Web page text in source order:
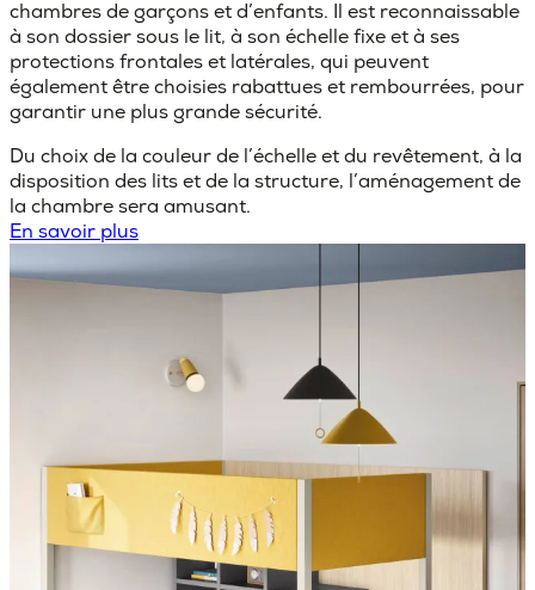
chambres de garçons et d’enfants. Il est reconnaissable
à son dossier sous le lit, à son échelle fixe et à ses
protections frontales et latérales, qui peuvent
également être choisies rabattues et rembourrées, pour
garantir une plus grande sécurité.
Du choix de la couleur de l’échelle et du revêtement, à la
disposition des lits et de la structure, l’aménagement de
la chambre sera amusant.
En savoir plus